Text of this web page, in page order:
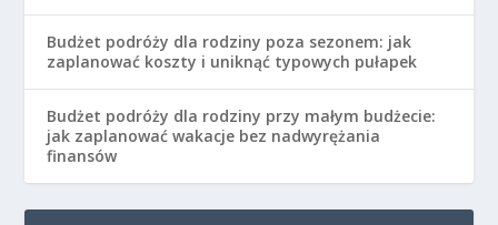
Budżet podróży dla rodziny poza sezonem: jak
zaplanować koszty i uniknąć typowych pułapek
Budżet podróży dla rodziny przy małym budżecie:
jak zaplanować wakacje bez nadwyrężania
finansów